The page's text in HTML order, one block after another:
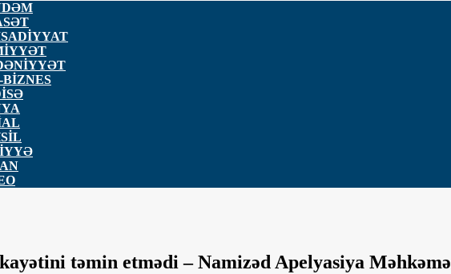
BİZNES
təmin etmədi – Namizəd Apelyasiya